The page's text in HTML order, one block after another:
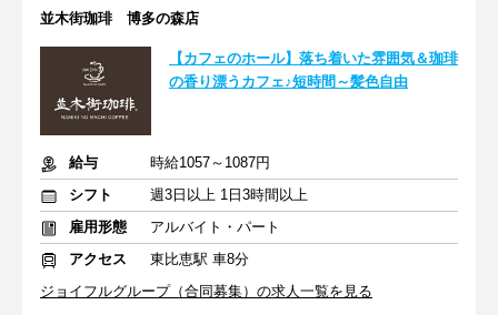
並木街珈琲 博多の森店
【カフェのホール】落ち着いた雰囲気＆珈琲
の香り漂うカフェ♪短時間～髪色自由
給与
時給1057～1087円
シフト
週3日以上 1日3時間以上
雇用形態
アルバイト・パート
アクセス
東比恵駅 車8分
ジョイフルグループ（合同募集）の求人一覧を見る